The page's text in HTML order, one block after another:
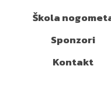
Škola
Sponzori
Kontakt